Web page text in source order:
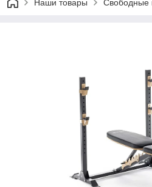
Наши товары Свободные